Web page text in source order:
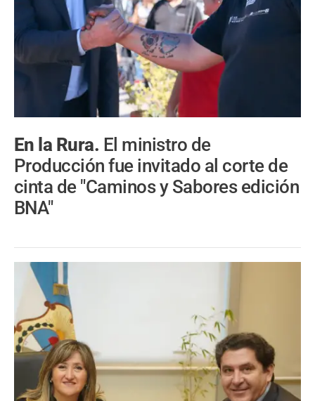
En la Rura. El ministro de
Producción fue invitado al corte de
cinta de "Caminos y Sabores edición
BNA"